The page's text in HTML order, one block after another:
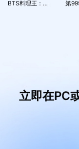
BTS料理王：TinyTAN食堂 第
立即在PC